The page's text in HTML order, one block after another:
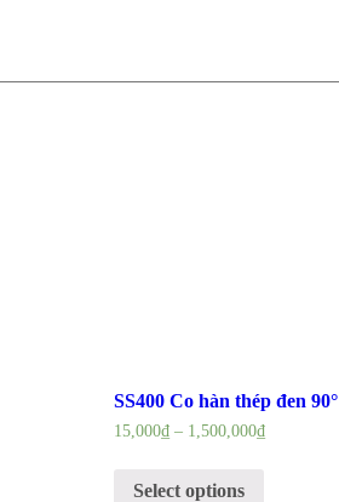
SS400 Co hàn thép đen 90°
15,000₫– 1,500,000₫
Select options